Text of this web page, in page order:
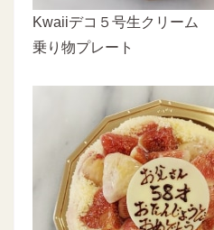
Kwaiiデコ５号生クリーム
乗り物プレート